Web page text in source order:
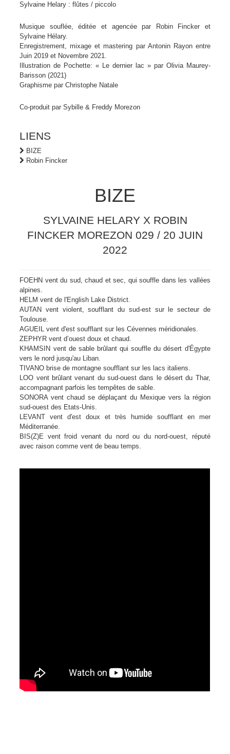
Sylvaine Helary : flûtes / piccolo
Musique souflée, éditée et agencée par Robin Fincker et
Sylvaine Hélary.
Enregistrement, mixage et mastering par Antonin Rayon entre
Juin 2019 et Novembre 2021.
Illustration de Pochette: « Le dernier lac » par Olivia Maurey-
Barisson (2021)
Graphisme par Christophe Natale
Co-produit par Sybille & Freddy Morezon
LIENS
BIZE
Robin Fincker
BIZE
SYLVAINE HELARY X ROBIN
FINCKER MOREZON 029 / 20 JUIN
2022
FOEHN vent du sud, chaud et sec, qui souffle dans les vallées
alpines.
HELM vent de l'English Lake District.
AUTAN vent violent, soufflant du sud-est sur le secteur de
Toulouse.
AGUEIL vent d'est soufflant sur les Cévennes méridionales.
ZEPHYR vent d’ouest doux et chaud.
KHAMSIN vent de sable brûlant qui souffle du désert d'Égypte
vers le nord jusqu'au Liban.
TIVANO brise de montagne soufflant sur les lacs italiens.
LOO vent brûlant venant du sud-ouest dans le désert du Thar,
accompagnant parfois les tempêtes de sable.
SONORA vent chaud se déplaçant du Mexique vers la région
sud-ouest des Etats-Unis.
LEVANT vent d'est doux et très humide soufflant en mer
Méditerranée.
BIS(Z)E vent froid venant du nord ou du nord-ouest, réputé
avec raison comme vent de beau temps.